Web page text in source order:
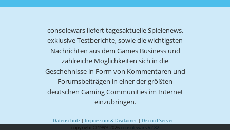
consolewars liefert tagesaktuelle Spielenews,
exklusive Testberichte, sowie die wichtigsten
Nachrichten aus dem Games Business und
zahlreiche Möglichkeiten sich in die
Geschehnisse in Form von Kommentaren und
Forumsbeiträgen in einer der größten
deutschen Gaming Communities im Internet
einzubringen.
Datenschutz | Impressum & Disclaimer | Discord Server |
copyright © 1999-2026 consolewars V2.82